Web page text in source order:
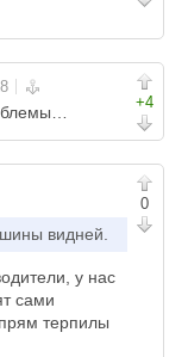
+4
0
видней.
у нас
сами
терпилы